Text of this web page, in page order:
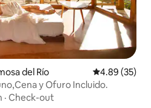
del Río Calificación
4.89 (35)
y Ofuro Incluido.
· Check-out